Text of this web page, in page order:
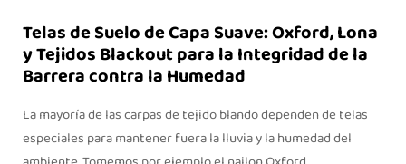
Telas de Suelo de Capa Suave: Oxford, Lona
y Tejidos Blackout para la Integridad de la
Barrera contra la Humedad
La mayoría de las carpas de tejido blando dependen de telas
especiales para mantener fuera la lluvia y la humedad del